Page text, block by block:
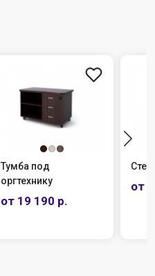
Тумба под
оргтехнику
от 19 190 р.
от